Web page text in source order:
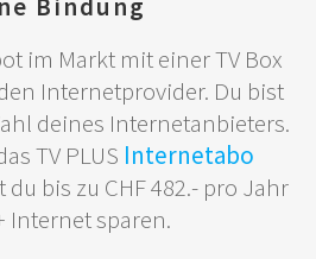
Bindung
im Markt mit einer TV Box
Internetprovider. Du bist
deines Internetanbieters.
TV PLUS Internetabo
bis zu CHF 482.- pro Jahr
Internet sparen.